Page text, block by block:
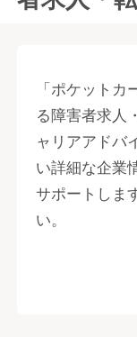
「ポケット
る障害者求人
ャリアアドバ
い詳細な企業
サポートしま
い。